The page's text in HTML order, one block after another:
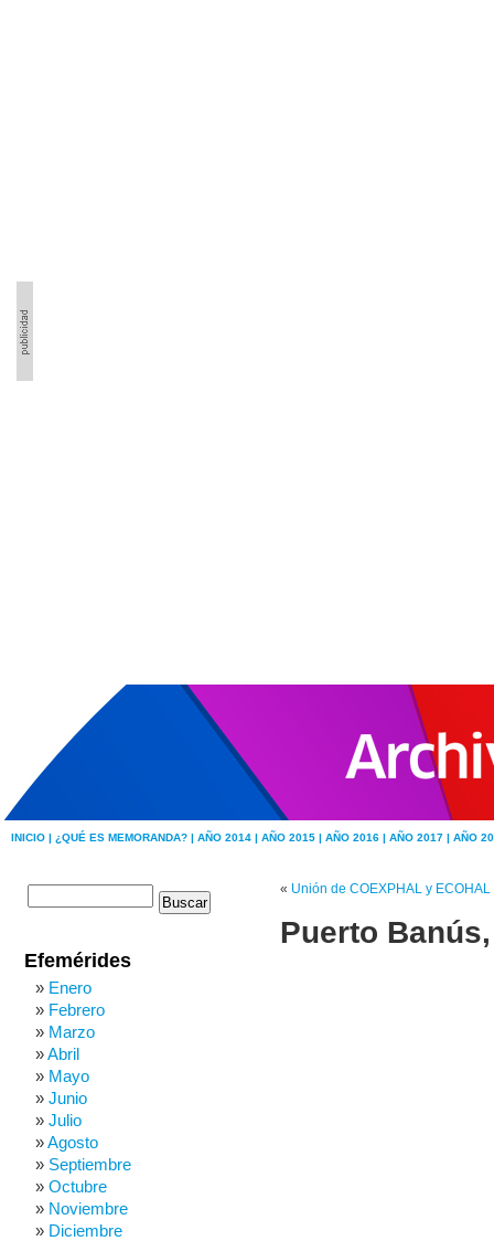
INICIO | ¿QUÉ ES MEMORANDA? | AÑO 2014 | AÑO 2015 | AÑO 2016 | AÑO 2017 | AÑO
« Unión de COEXPHAL y ECOHAL
Puerto
Efemérides
Enero
Febrero
Marzo
Abril
Mayo
Junio
Julio
Agosto
Septiembre
Octubre
Noviembre
Diciembre